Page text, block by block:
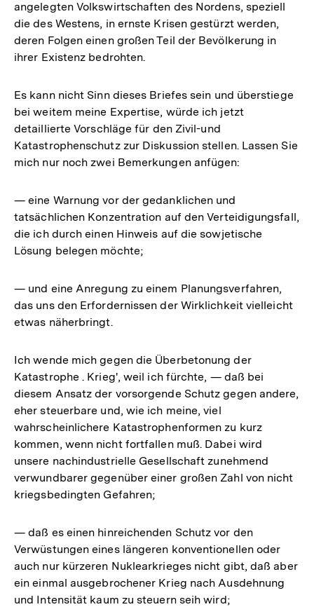
angelegten Volkswirtschaften des Nordens, speziell
die des Westens, in ernste Krisen gestürzt werden,
deren Folgen einen großen Teil der Bevölkerung in
ihrer Existenz bedrohten.
Es kann nicht Sinn dieses Briefes sein und überstiege
bei weitem meine Expertise, würde ich jetzt
detaillierte Vorschläge für den Zivil-und
Katastrophenschutz zur Diskussion stellen. Lassen Sie
mich nur noch zwei Bemerkungen anfügen:
— eine Warnung vor der gedanklichen und
tatsächlichen Konzentration auf den Verteidigungsfall,
die ich durch einen Hinweis auf die sowjetische
Lösung belegen möchte;
— und eine Anregung zu einem Planungsverfahren,
das uns den Erfordernissen der Wirklichkeit vielleicht
etwas näherbringt.
Ich wende mich gegen die Überbetonung der
Katastrophe . Krieg', weil ich fürchte, — daß bei
diesem Ansatz der vorsorgende Schutz gegen andere,
eher steuerbare und, wie ich meine, viel
wahrscheinlichere Katastrophenformen zu kurz
kommen, wenn nicht fortfallen muß. Dabei wird
unsere nachindustrielle Gesellschaft zunehmend
verwundbarer gegenüber einer großen Zahl von nicht
kriegsbedingten Gefahren;
— daß es einen hinreichenden Schutz vor den
Verwüstungen eines längeren konventionellen oder
auch nur kürzeren Nuklearkrieges nicht gibt, daß aber
ein einmal ausgebrochener Krieg nach Ausdehnung
und Intensität kaum zu steuern seih wird;